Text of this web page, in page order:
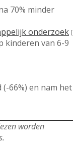
70% minder
onderzoek
kinderen van 6-9
(-66%) en nam het
worden